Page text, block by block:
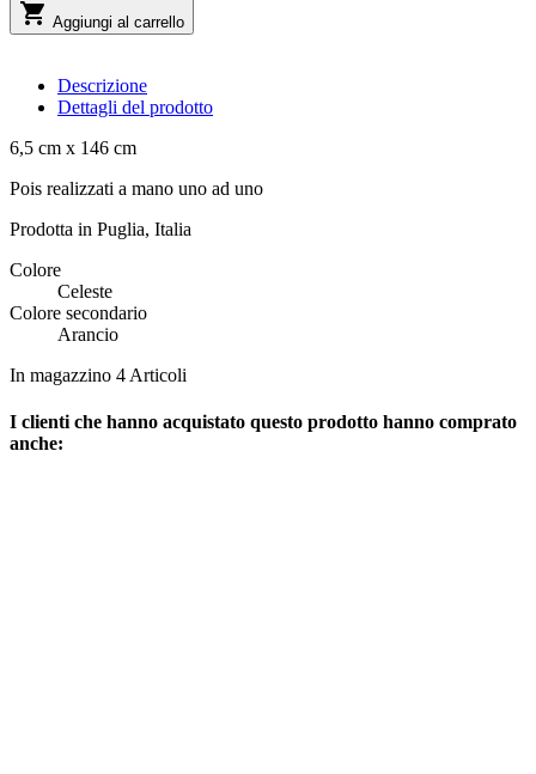
 Aggiungi al carrello
Descrizione
Dettagli del prodotto
6,5 cm x 146 cm
Pois realizzati a mano uno ad uno
Prodotta in Puglia, Italia
Colore
Celeste
Colore secondario
Arancio
In magazzino 4 Articoli
I clienti che hanno acquistato questo prodotto hanno comprato
anche: